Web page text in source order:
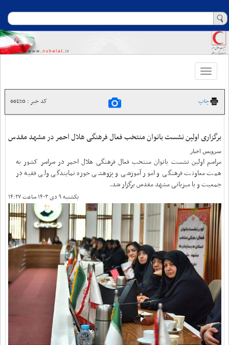
Toggle
navigation
چاپ کد خبر : 66120
برگزاری اولین نشست بانوان منتخب فعال فرهنگی هلال احمر در مشهد مقدس
سرویس اخبار
مراسم اولین نشست بانوان منتخب فعال فرهنگی هلال احمر در سراسر کشور به
همت معاونت فرهنگی و امور آموزشی و پژوهشی حوزه نمایندگی ولی فقیه در
جمعیت و با میزبانی مشهد مقدس برگزار شد.
یکشنبه ۹ دی ۱۴۰۳ ساعت ۱۴:۲۷